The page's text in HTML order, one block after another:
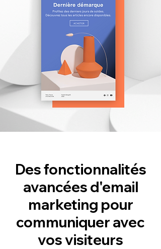
Des fonctionnalités
avancées d'email
marketing pour
communiquer avec
vos visiteurs